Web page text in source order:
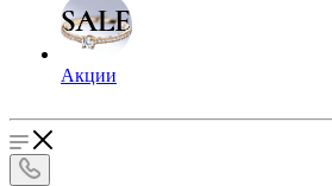
Акции